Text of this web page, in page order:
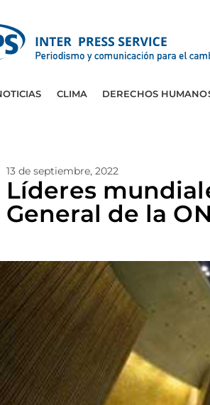
CLIMA DERECHOS
13 de septiembre, 2022
Líderes
General de la